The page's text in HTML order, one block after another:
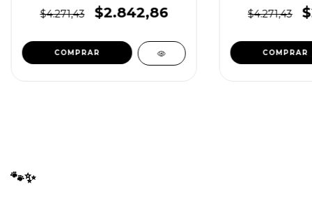
$4.271,43 $2.842,86 $4.271,43
🐾✨